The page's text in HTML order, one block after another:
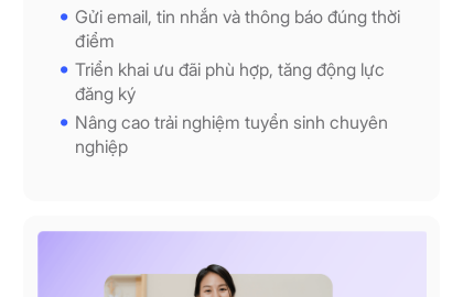
Gửi email, tin nhắn và thông báo đúng thời
điểm
Triển khai ưu đãi phù hợp, tăng động lực
đăng ký
Nâng cao trải nghiệm tuyển sinh chuyên
nghiệp